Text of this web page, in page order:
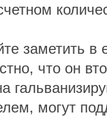
заметить в
что он
могут